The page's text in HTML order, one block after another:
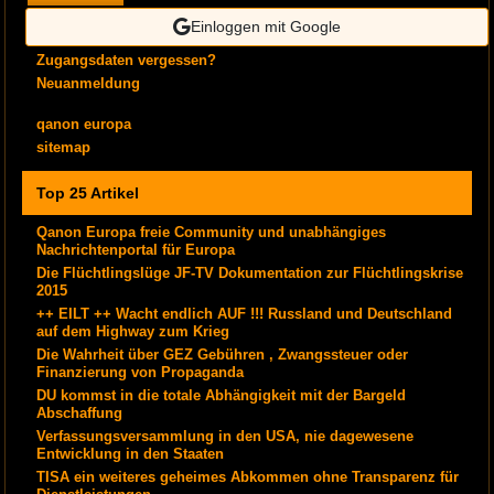
Einloggen mit Google
Zugangsdaten vergessen?
Neuanmeldung
qanon europa
sitemap
Top 25 Artikel
Qanon Europa freie Community und unabhängiges
Nachrichtenportal für Europa
Die Flüchtlingslüge JF-TV Dokumentation zur Flüchtlingskrise
2015
++ EILT ++ Wacht endlich AUF !!! Russland und Deutschland
auf dem Highway zum Krieg
Die Wahrheit über GEZ Gebühren , Zwangssteuer oder
Finanzierung von Propaganda
DU kommst in die totale Abhängigkeit mit der Bargeld
Abschaffung
Verfassungsversammlung in den USA, nie dagewesene
Entwicklung in den Staaten
TISA ein weiteres geheimes Abkommen ohne Transparenz für